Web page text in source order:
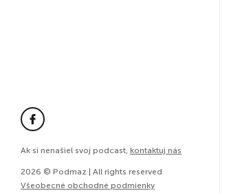
Ak si nenašiel svoj podcast, kontaktuj nás
2026 © Podmaz | All rights reserved
Všeobecné obchodné podmienky